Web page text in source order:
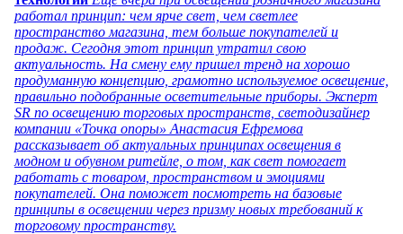
работал принцип: чем ярче свет, чем светлее
пространство магазина, тем больше покупателей и
продаж. Сегодня этот принцип утратил свою
актуальность. На смену ему пришел тренд на хорошо
продуманную концепцию, грамотно используемое освещение,
правильно подобранные осветительные приборы. Эксперт
SR по освещению торговых пространств, светодизайнер
компании «Точка опоры» Анастасия Ефремова
рассказывает об актуальных принципах освещения в
модном и обувном ритейле, о том, как свет помогает
работать с товаром, пространством и эмоциями
покупателей. Она поможет посмотреть на базовые
принципы в освещении через призму новых требований к
торговому пространству.